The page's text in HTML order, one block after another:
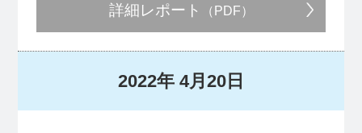
詳細レポート （PDF）
2022年 4月20日